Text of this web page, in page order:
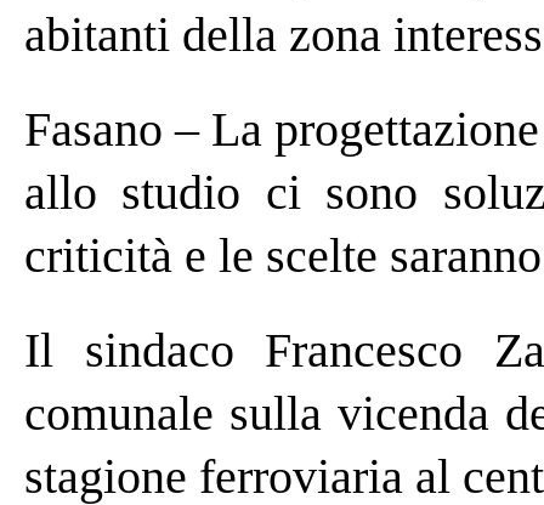
abitanti della zona
Fasano – La
allo studio ci sono
criticità e le scelte
Il sindaco Francesco
comunale sulla vicenda
stagione ferroviaria al